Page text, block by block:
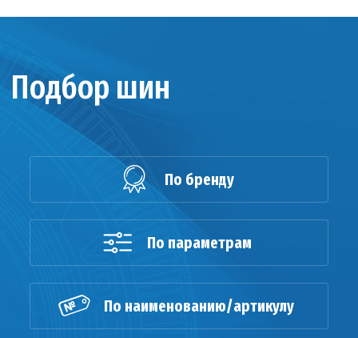
Подбор шин
По бренду
По параметрам
По наименованию/артикулу